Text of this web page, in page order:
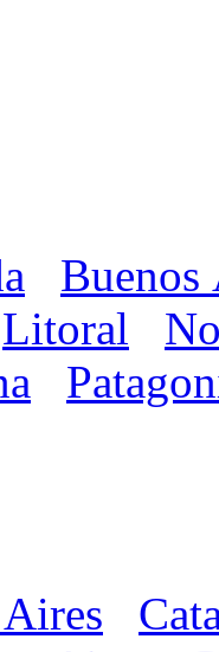
Buenos
Litoral